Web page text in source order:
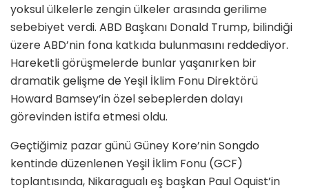
yoksul ülkelerle zengin ülkeler arasında gerilime
sebebiyet verdi. ABD Başkanı Donald Trump, bilindiği
üzere ABD’nin fona katkıda bulunmasını reddediyor.
Hareketli görüşmelerde bunlar yaşanırken bir
dramatik gelişme de Yeşil İklim Fonu Direktörü
Howard Bamsey’in özel sebeplerden dolayı
görevinden istifa etmesi oldu.
Geçtiğimiz pazar günü Güney Kore’nin Songdo
kentinde düzenlenen Yeşil İklim Fonu (GCF)
toplantısında, Nikaragualı eş başkan Paul Oquist’in